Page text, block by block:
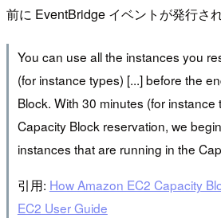
前に EventBridge イベントが発行され
You can use all the instances you
(for instance types) [...] before the
Block. With 30 minutes (for instance
Capacity Block reservation, we
instances that are running in the
引用: How Amazon EC2 Capacity
EC2 User Guide